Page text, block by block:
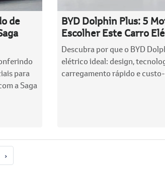
de
para
a Saga
BYD Dolphin Plus: 5
Escolher Este Carro
Descubra por que o BYD
elétrico ideal: design,
carregamento rápido e
›